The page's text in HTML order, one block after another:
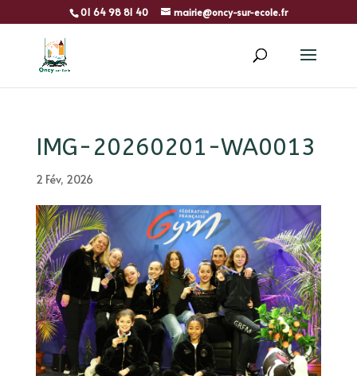
01 64 98 81 40 mairie@oncy-sur-ecole.fr
IMG-20260201-WA0013
2 Fév, 2026